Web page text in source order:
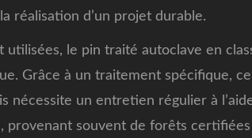
réalisation d’un projet durable.
utilisées, le pin traité autoclave en
Grâce à un traitement spécifique,
nécessite un entretien régulier à
provenant souvent de forêts